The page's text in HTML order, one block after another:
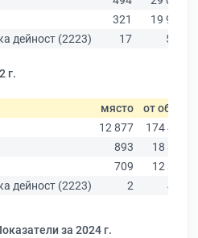
321
19 939
дейност (2223)
17 524
г.
място от общо
12 877
174 403
893
18 305
709
12 387
дейност (2223)
2 433
за 2024 г.